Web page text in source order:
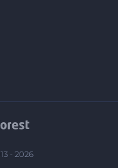
- 2026